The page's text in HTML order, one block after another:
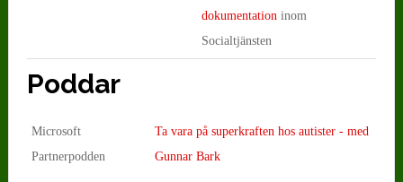
dokumentation inom
Socialtjänsten
Poddar
Microsoft
Partnerpodden
Ta vara på superkraften hos autister - med
Gunnar Bark